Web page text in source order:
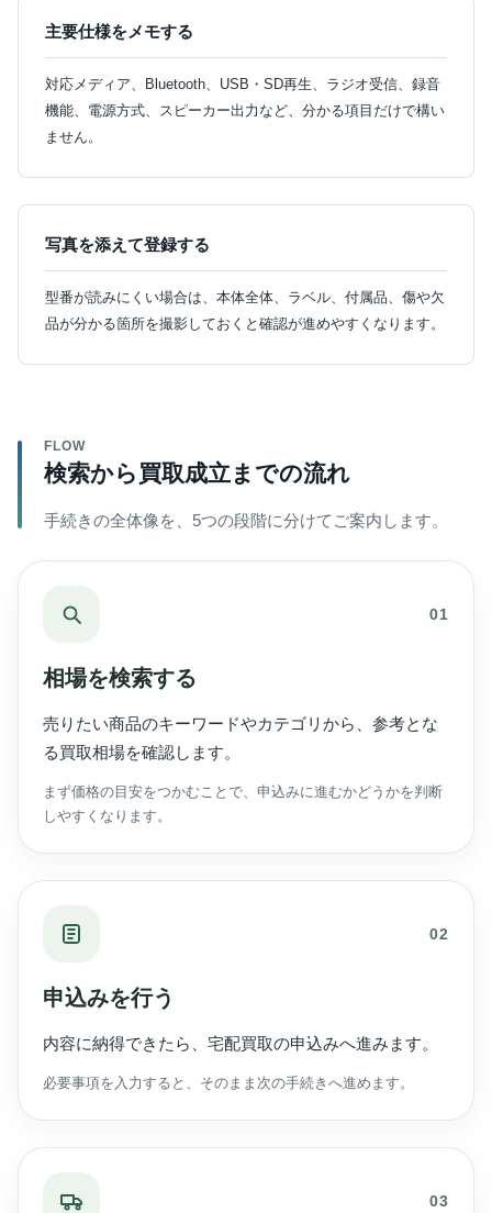
主要仕様をメモする
対応メディア、Bluetooth、USB・SD再生、ラジオ受信、録音
機能、電源方式、スピーカー出力など、分かる項目だけで構い
ません。
写真を添えて登録する
型番が読みにくい場合は、本体全体、ラベル、付属品、傷や欠
品が分かる箇所を撮影しておくと確認が進めやすくなります。
FLOW
検索から買取成立までの流れ
手続きの全体像を、5つの段階に分けてご案内します。
01
相場を検索する
売りたい商品のキーワードやカテゴリから、参考とな
る買取相場を確認します。
まず価格の目安をつかむことで、申込みに進むかどうかを判断
しやすくなります。
02
申込みを行う
内容に納得できたら、宅配買取の申込みへ進みます。
必要事項を入力すると、そのまま次の手続きへ進めます。
03